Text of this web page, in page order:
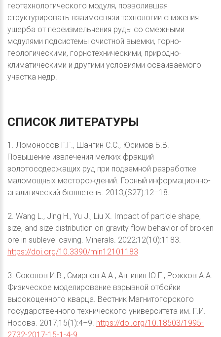
геотехнологического модуля, позволившая
структурировать взаимосвязи технологии снижения
ущерба от переизмельчения руды со смежными
модулями подсистемы очистной выемки, горно-
геологическими, горнотехническими, природно-
климатическими и другими условиями осваиваемого
участка недр.
СПИСОК ЛИТЕРАТУРЫ
1. Ломоносов Г.Г., Шангин С.С., Юсимов Б.В.
Повышение извлечения мелких фракций
золотосодержащих руд при подземной разработке
маломощных месторождений. Горный информационно-
аналитический бюллетень. 2013;(S27):12–18.
2. Wang L., Jing H., Yu J., Liu X. Impact of particle shape,
size, and size distribution on gravity flow behavior of broken
ore in sublevel caving. Minerals. 2022;12(10):1183.
https://doi.org/10.3390/min12101183
3. Соколов И.В., Смирнов А.А., Антипин Ю.Г., Рожков А.А.
Физическое моделирование взрывной отбойки
высокоценного кварца. Вестник Магнитогорского
государственного технического университета им. Г.И.
Носова. 2017;15(1):4–9. https://doi.org/10.18503/1995-
2732-2017-15-1-4-9